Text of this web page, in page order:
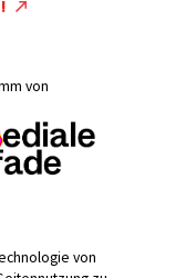
von
von